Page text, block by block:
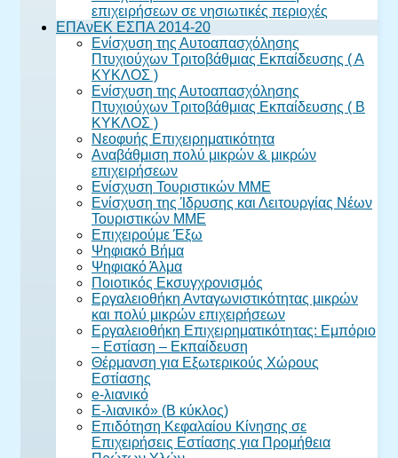
επιχειρήσεων σε νησιωτικές περιοχές
ΕΠΑνΕΚ ΕΣΠΑ 2014-20
Ενίσχυση της Αυτοαπασχόλησης
Πτυχιούχων Τριτοβάθμιας Εκπαίδευσης ( Α
ΚΥΚΛΟΣ )
Ενίσχυση της Αυτοαπασχόλησης
Πτυχιούχων Τριτοβάθμιας Εκπαίδευσης ( Β
ΚΥΚΛΟΣ )
Νεοφυής Επιχειρηματικότητα
Αναβάθμιση πολύ μικρών & μικρών
επιχειρήσεων
Ενίσχυση Τουριστικών ΜΜΕ
Ενίσχυση της Ίδρυσης και Λειτουργίας Νέων
Τουριστικών ΜΜΕ
Επιχειρούμε Έξω
Ψηφιακό Βήμα
Ψηφιακό Άλμα
Ποιοτικός Εκσυγχρονισμός
Εργαλειοθήκη Ανταγωνιστικότητας μικρών
και πολύ μικρών επιχειρήσεων
Εργαλειοθήκη Επιχειρηματικότητας: Εμπόριο
– Εστίαση – Εκπαίδευση
Θέρμανση για Εξωτερικούς Χώρους
Εστίασης
e-λιανικό
E-λιανικό» (B κύκλος)
Επιδότηση Κεφαλαίου Κίνησης σε
Επιχειρήσεις Εστίασης για Προμήθεια